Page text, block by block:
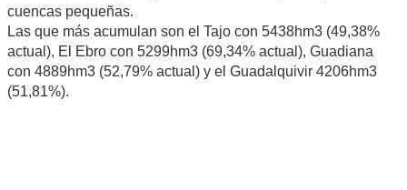
cuencas pequeñas.
Las que más acumulan son el Tajo con 5438hm3 (49,38%
actual), El Ebro con 5299hm3 (69,34% actual), Guadiana
con 4889hm3 (52,79% actual) y el Guadalquivir 4206hm3
(51,81%).